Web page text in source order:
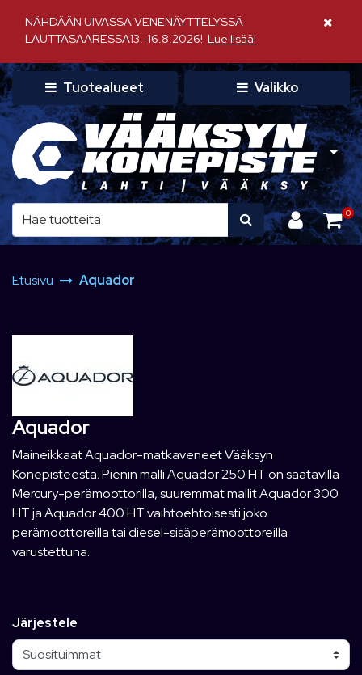
NÄHDÄÄN UIVASSA VENENÄYTTELYSSÄ
LAUTTASAARESSA13.-16.8.2026! Lue lisää!
Sulje
Tuotealueet Valikko
0
Etusivu Aquador
Aquador
Maineikkaat Aquador-matkaveneet Vääksyn
Konepisteestä. Pienin malli Aquador 250 HT on saatavilla
Mercury-perämoottorilla, suuremmat mallit Aquador 300
HT ja Aquador 400 HT vaihtoehtoisesti joko
perämoottoreilla tai diesel-sisäperämoottoreilla
varustettuna.
Järjestele